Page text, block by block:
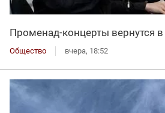
Променад-концерты вернутся
Общество вчера, 18:52